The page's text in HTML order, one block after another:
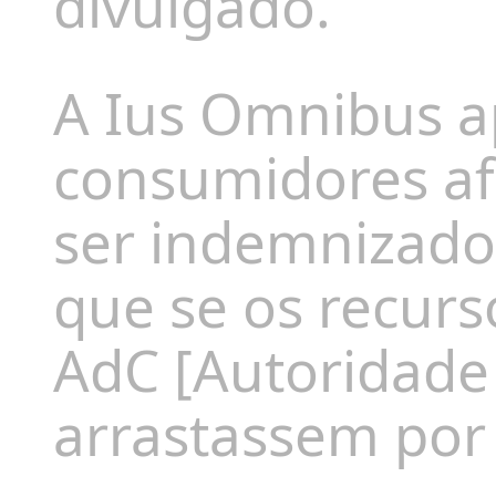
A Ius Omnibus
consumidores
ser
que se os
AdC
arrastassem